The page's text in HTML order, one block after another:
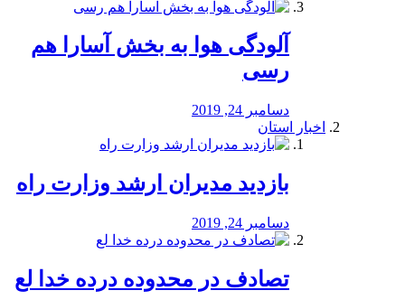
آلودگی هوا به بخش آسارا هم
رسی
دسامبر 24, 2019
اخبار استان
بازدید مدیران ارشد وزارت راه
دسامبر 24, 2019
تصادف در محدوده درده خدا لع